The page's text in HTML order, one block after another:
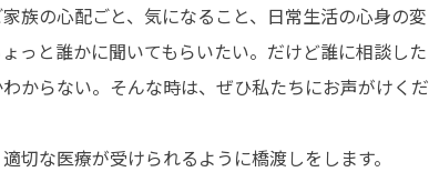
族の心配ごと、気になること、日常生活の心身の変
っと誰かに聞いてもらいたい。だけど誰に相談した
からない。そんな時は、ぜひ私たちにお声がけくだ
切な医療が受けられるように橋渡しをします。